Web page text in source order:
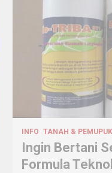
INFO TANAH &
Ingin Bertani
Formula